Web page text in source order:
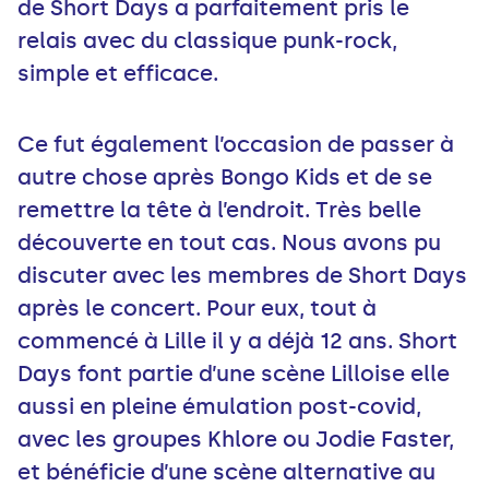
de Short Days a parfaitement pris le
relais avec du classique punk-rock,
simple et efficace.
Ce fut également l’occasion de passer à
autre chose après Bongo Kids et de se
remettre la tête à l’endroit. Très belle
découverte en tout cas. Nous avons pu
discuter avec les membres de Short Days
après le concert. Pour eux, tout à
commencé à Lille il y a déjà 12 ans. Short
Days font partie d’une scène Lilloise elle
aussi en pleine émulation post-covid,
avec les groupes Khlore ou Jodie Faster,
et bénéficie d’une scène alternative au